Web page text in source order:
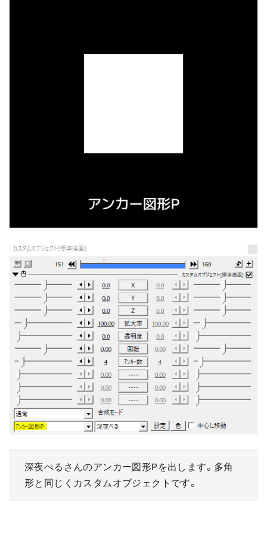
深夜ぺるさんのアンカー図形Pを出します。多角
形と同じくカスタムオブジェクトです。